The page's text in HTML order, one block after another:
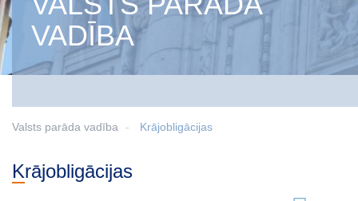
VADĪBA
Valsts parāda vadība Krājobligācijas
Krājobligācijas